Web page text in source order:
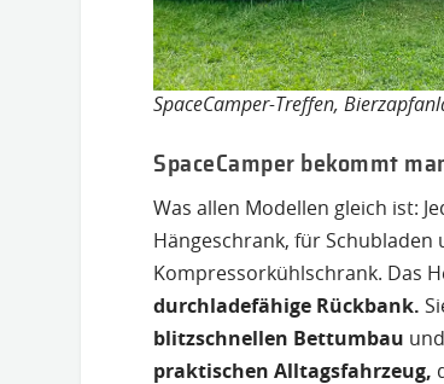
SpaceCamper-Treffen,
SpaceCamper bekommt
Was allen Modellen gleich ist:
Hängeschrank, für
Kompressorkühlschrank. Das
durchladefähige Rückbank.
blitzschnellen Bettumbau
praktischen Alltagsfahrzeug,